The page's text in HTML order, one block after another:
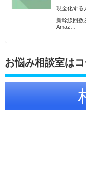
現金化する
新幹線回数
Amaz…
お悩み相談室は